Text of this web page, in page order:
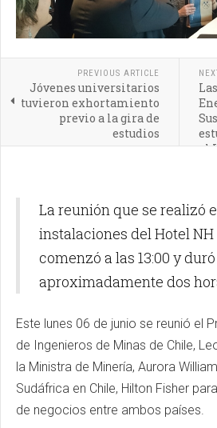
PREVIOUS ARTICLE
Jóvenes universitarios
tuvieron exhortamiento
previo a la gira de
estudios
el
La reunión que se realizó
instalaciones del Hotel
comenzó a las 13:00 y duró
aproximadamente dos
Este lunes 06 de junio se reunió el
de Ingenieros de Minas de Chile,
la Ministra de Minería, Aurora
Sudáfrica en Chile, Hilton Fisher
de negocios entre ambos países.